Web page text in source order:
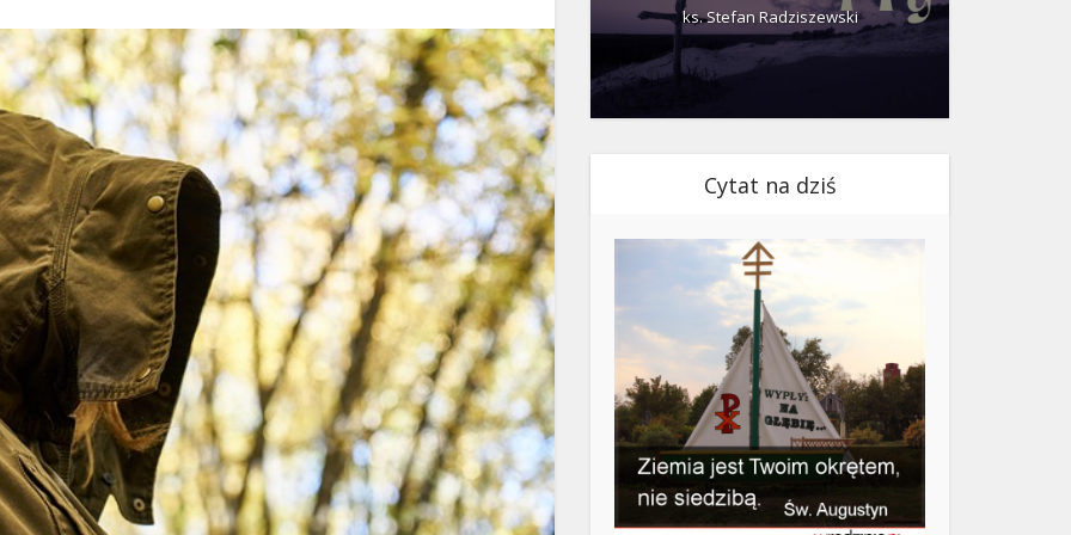
ks. Stefan Radziszewski
Cytat na dziś